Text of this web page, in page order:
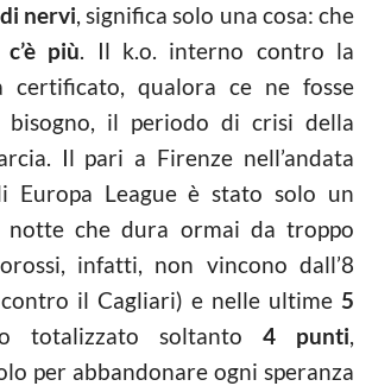
nervi, significa solo una cosa: che
più. Il k.o. interno contro la
certificato, qualora ce ne fosse
bisogno, il periodo di crisi della
Il pari a Firenze nell’andata
Europa League è stato solo un
notte che dura ormai da troppo
infatti, non vincono dall’8
il Cagliari) e nelle ultime 5
totalizzato soltanto 4 punti,
per abbandonare ogni speranza